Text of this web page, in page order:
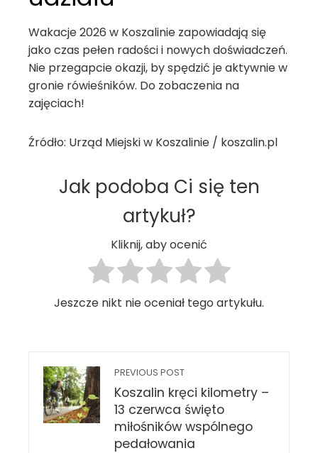
Wakacje 2026 w Koszalinie zapowiadają się
jako czas pełen radości i nowych doświadczeń.
Nie przegapcie okazji, by spędzić je aktywnie w
gronie rówieśników. Do zobaczenia na
zajęciach!
Źródło: Urząd Miejski w Koszalinie / koszalin.pl
Jak podoba Ci się ten
artykuł?
Kliknij, aby ocenić
Jeszcze nikt nie oceniał tego artykułu.
PREVIOUS POST
Koszalin kręci kilometry –
13 czerwca święto
miłośników wspólnego
pedałowania